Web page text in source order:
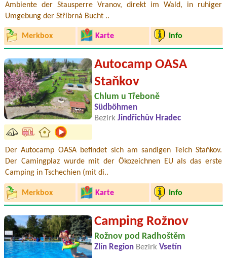
Ambiente der Stausperre Vranov, direkt im Wald, in ruhiger
Umgebung der Stříbrná Bucht ..
Merkbox Karte Info
Autocamp OASA
Staňkov
Chlum u Třeboně
Südböhmen
Bezirk Jindřichův Hradec
Der Autocamp OASA befindet sich am sandigen Teich Staňkov.
Der Camingplaz wurde mit der Ökozeichnen EU als das erste
Camping in Tschechien (mit di..
Merkbox Karte Info
Camping Rožnov
Rožnov pod Radhoštěm
Zlín Region Bezirk Vsetín